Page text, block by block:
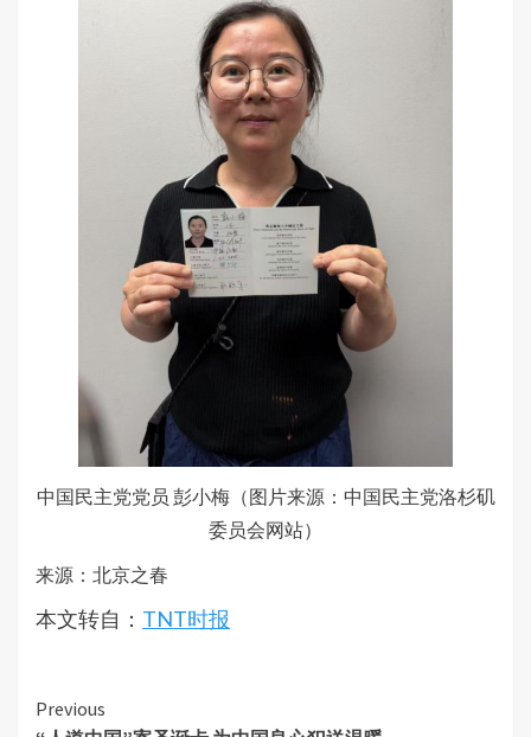
中国民主党党员 彭小梅（图片来源：中国民主党洛杉矶
委员会网站）
来源：北京之春
本文转自： TNT时报
Continue
Previous